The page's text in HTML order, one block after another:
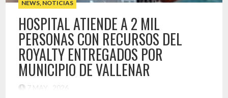
NEWS NOTICIAS
HOSPITAL ATIENDE A 2 MIL
PERSONAS CON RECURSOS DEL
ROYALTY ENTREGADOS POR
MUNICIPIO DE VALLENAR
7 MAY , 2026